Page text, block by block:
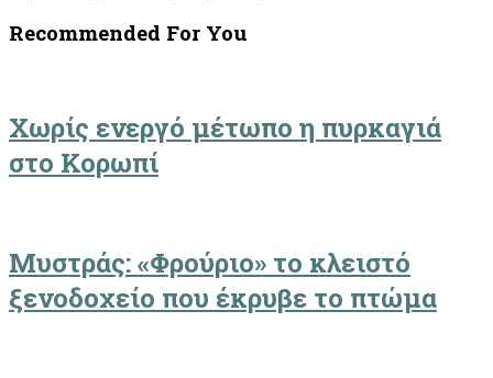
Recommended For You
Χωρίς ενεργό μέτωπο η πυρκαγιά
στο Κορωπί
Μυστράς: «Φρούριο» το κλειστό
ξενοδοχείο που έκρυβε το πτώμα